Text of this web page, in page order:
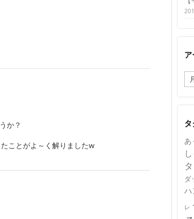
か？
ことがよ～く解りましたw
ー
カ
イ
あ
ダ
ハ
レ